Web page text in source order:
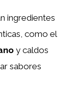
ingredientes
como el
y caldos
sabores